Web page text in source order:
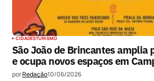
CIDADESTURISMO
São João de Brincantes amplia
e ocupa novos espaços em
porRedação10/06/2026